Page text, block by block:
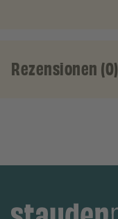
Rezensionen (0)